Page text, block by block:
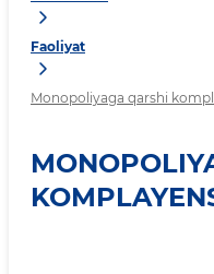
Faoliyat
Monopoliyaga qarshi